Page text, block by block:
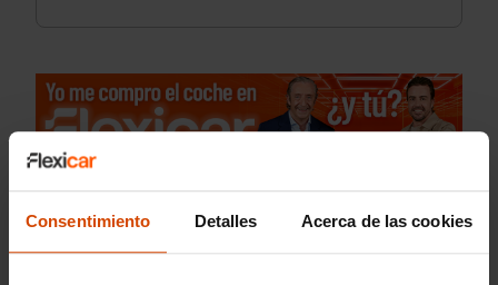
Consentimiento Detalles Acerca de las cookies